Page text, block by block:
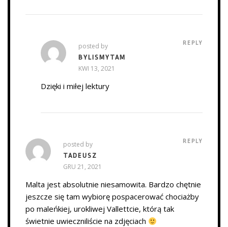
posted by
BYLISMYTAM
KWI 13, 2021
REPLY
Dzięki i miłej lektury
posted by
TADEUSZ
GRU 21, 2021
REPLY
Malta jest absolutnie niesamowita. Bardzo chętnie
jeszcze się tam wybiorę pospacerować chociażby
po maleńkiej, urokliwej Vallettcie, którą tak
świetnie uwieczniliście na zdjęciach